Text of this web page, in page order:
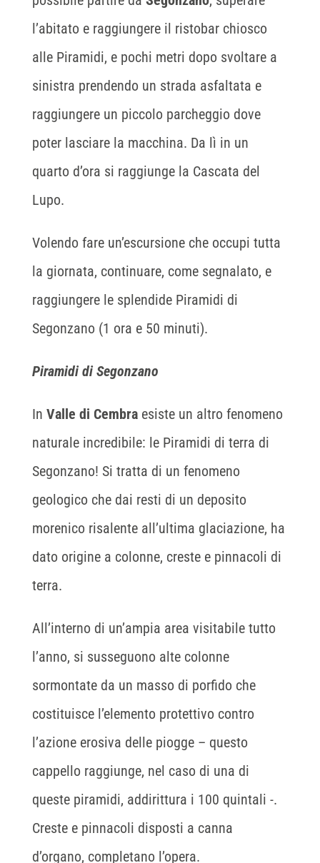
l’abitato e raggiungere il ristobar chiosco
alle Piramidi, e pochi metri dopo svoltare a
sinistra prendendo un strada asfaltata e
raggiungere un piccolo parcheggio dove
poter lasciare la macchina. Da lì in un
quarto d’ora si raggiunge la Cascata del
Lupo.
Volendo fare un’escursione che occupi tutta
la giornata, continuare, come segnalato, e
raggiungere le splendide Piramidi di
Segonzano (1 ora e 50 minuti).
Piramidi di Segonzano
In Valle di Cembraesiste un altro fenomeno
naturale incredibile: le Piramidi di terra di
Segonzano! Si tratta di un fenomeno
geologico che dai resti di un deposito
morenico risalente all’ultima glaciazione, ha
dato origine a colonne, creste e pinnacoli di
terra.
All’interno di un’ampia area visitabile tutto
l’anno, si susseguono alte colonne
sormontate da un masso di porfido che
costituisce l’elemento protettivo contro
l’azione erosiva delle piogge – questo
cappello raggiunge, nel caso di una di
queste piramidi, addirittura i 100 quintali -.
Creste e pinnacoli disposti a canna
d’organo, completano l’opera.